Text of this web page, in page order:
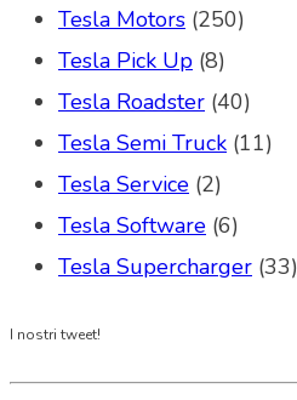
Tesla Motors (250)
Tesla Pick Up (8)
Tesla Roadster (40)
Tesla Semi Truck (11)
Tesla Service (2)
Tesla Software (6)
Tesla Supercharger (33)
I nostri tweet!